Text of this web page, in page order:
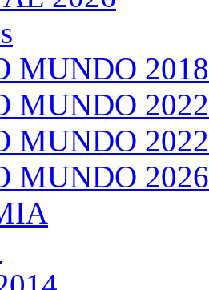
MUNDO 2018
MUNDO 2022
MUNDO
MUNDO 2026